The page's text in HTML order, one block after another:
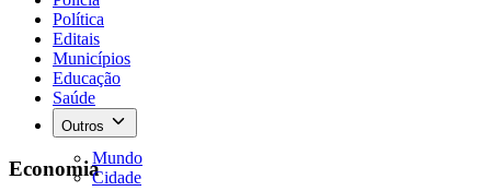
Política
Editais
Municípios
Educação
Saúde
Outros
Mundo
Cidade
Economia